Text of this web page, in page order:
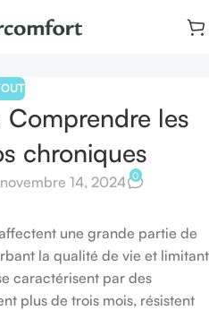
les
chroniques
14, 2024 0
une grande partie de
la qualité de vie et limitant
caractérisent par des
plus de trois mois, résistent